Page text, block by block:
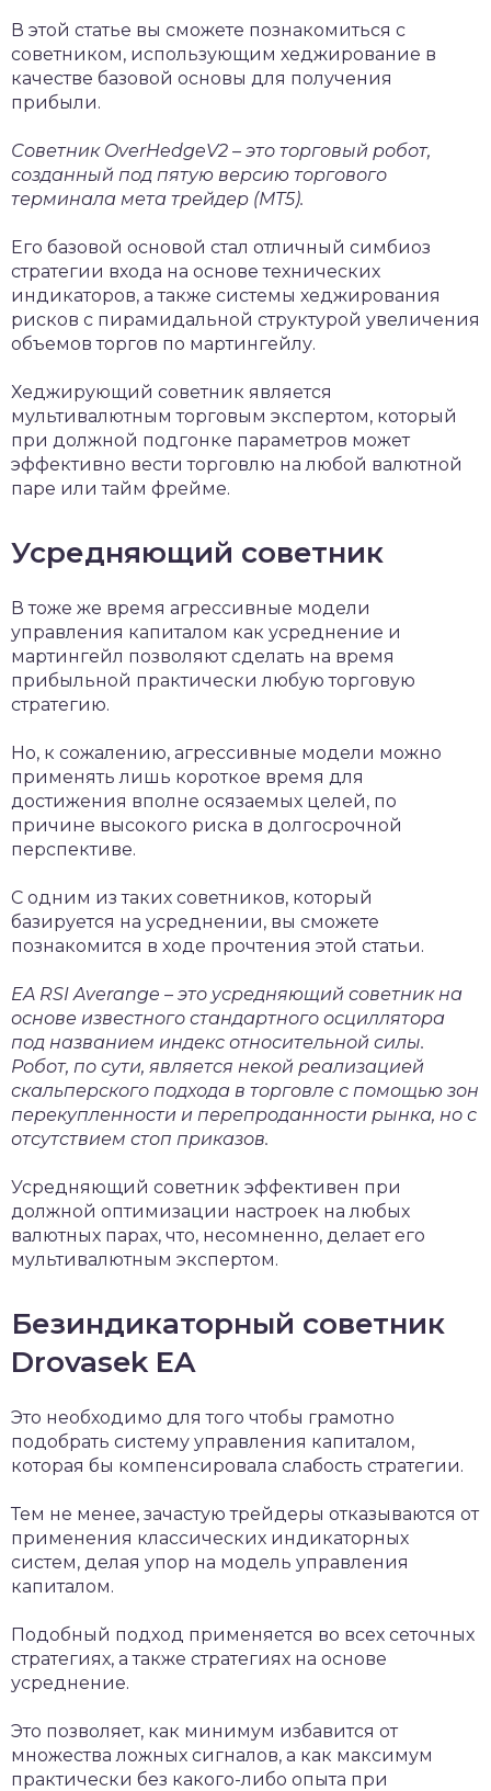
В этой статье вы сможете познакомиться с
советником, использующим хеджирование в
качестве базовой основы для получения
прибыли.
Советник OverHedgeV2 – это торговый робот,
созданный под пятую версию торгового
терминала мета трейдер (МТ5).
Его базовой основой стал отличный симбиоз
стратегии входа на основе технических
индикаторов, а также системы хеджирования
рисков с пирамидальной структурой увеличения
объемов торгов по мартингейлу.
Хеджирующий советник является
мультивалютным торговым экспертом, который
при должной подгонке параметров может
эффективно вести торговлю на любой валютной
паре или тайм фрейме.
Усредняющий советник
В тоже же время агрессивные модели
управления капиталом как усреднение и
мартингейл позволяют сделать на время
прибыльной практически любую торговую
стратегию.
Но, к сожалению, агрессивные модели можно
применять лишь короткое время для
достижения вполне осязаемых целей, по
причине высокого риска в долгосрочной
перспективе.
С одним из таких советников, который
базируется на усреднении, вы сможете
познакомится в ходе прочтения этой статьи.
EA RSI Averange – это усредняющий советник на
основе известного стандартного осциллятора
под названием индекс относительной силы.
Робот, по сути, является некой реализацией
скальперского подхода в торговле с помощью зон
перекупленности и перепроданности рынка, но с
отсутствием стоп приказов.
Усредняющий советник эффективен при
должной оптимизации настроек на любых
валютных парах, что, несомненно, делает его
мультивалютным экспертом.
Безиндикаторный советник
Drovasek EA
Это необходимо для того чтобы грамотно
подобрать систему управления капиталом,
которая бы компенсировала слабость стратегии.
Тем не менее, зачастую трейдеры отказываются от
применения классических индикаторных
систем, делая упор на модель управления
капиталом.
Подобный подход применяется во всех сеточных
стратегиях, а также стратегиях на основе
усреднение.
Это позволяет, как минимум избавится от
множества ложных сигналов, а как максимум
практически без какого-либо опыта при